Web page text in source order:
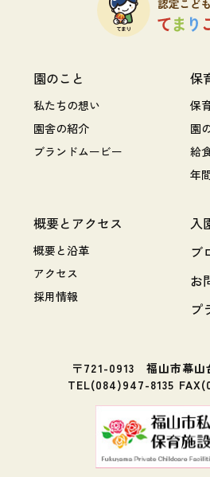
〒721-0913 福山市幕山
TEL(084)947-8135
園のこと
私たちの想い
園舎の紹介
ブランドムービー
保
保
園
給
年
概要とアクセス
概要と沿革
アクセス
採用情報
入
ブ
お
プ